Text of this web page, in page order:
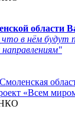
области
в нём будут
«Всем